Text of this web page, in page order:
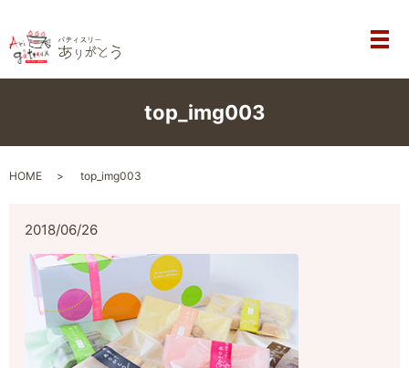
メ
top_img003
HOME top_img003
2018/06/26